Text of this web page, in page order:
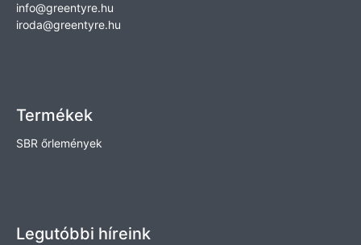
info@greentyre.hu
iroda@greentyre.hu
Termékek
SBR őrlemények
Legutóbbi híreink